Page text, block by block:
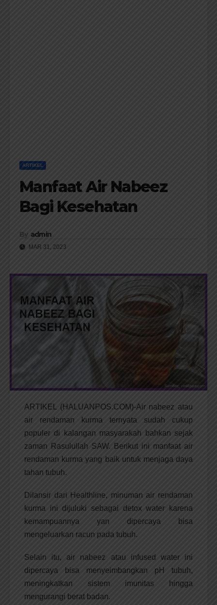
ARTIKEL
Manfaat Air Nabeez
Bagi Kesehatan
By admin
MAR 31, 2023
ARTIKEL (HALUANPOS.COM)-Air nabeez atau
air rendaman kurma ternyata sudah cukup
populer di kalangan masyarakah bahkan sejak
zaman Rasulullah SAW. Berikut ini manfaat air
rendaman kurma yang baik untuk menjaga daya
tahan tubuh.
Dilansir dari Healthline, minuman air rendaman
kurma ini dijuluki sebagai detox water karena
kemampuannya yan dipercaya bisa
mengeluarkan racun pada tubuh.
Selain itu, air nabeez atau infused water ini
dipercaya bisa menyeimbangkan pH tubuh,
meningkatkan sistem imunitas hingga
mengurangi berat badan.